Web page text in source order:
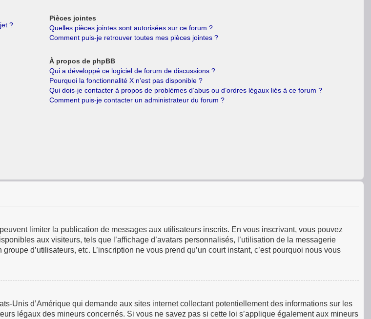
?
Pièces jointes
Quelles pièces jointes sont autorisées sur ce forum ?
Comment puis-je retrouver toutes mes pièces jointes ?
À propos de phpBB
Qui a développé ce logiciel de forum de discussions ?
Pourquoi la fonctionnalité X n’est pas disponible ?
Qui dois-je contacter à propos de problèmes d’abus ou d’ordres légaux liés à ce forum ?
Comment puis-je contacter un administrateur du forum ?
limiter la publication de messages aux utilisateurs inscrits. En vous inscrivant, vous pouvez
aux visiteurs, tels que l’affichage d’avatars personnalisés, l’utilisation de la messagerie
d’utilisateurs, etc. L’inscription ne vous prend qu’un court instant, c’est pourquoi nous vous
Unis d’Amérique qui demande aux sites internet collectant potentiellement des informations sur les
légaux des mineurs concernés. Si vous ne savez pas si cette loi s’applique également aux mineurs